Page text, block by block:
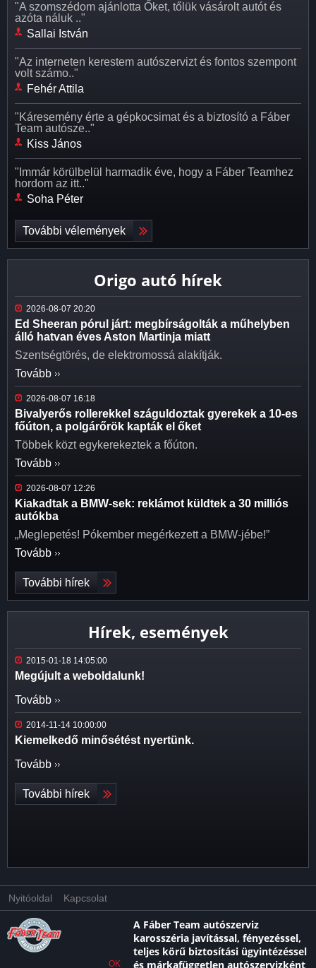
"A szomszédom ajánlotta Őket, tőlük vásárolt autót és
azóta náluk .."
Sallai István
"Az interneten kerestem autószervizt és fontos szempont
volt számo.."
Fehér Attila
"Káresemény érte a gépkocsimat és a biztosító a Fáber
Team autósze.."
Kiss János
"Immár körülbelül harmadik éve, hogy a Fáber Teamhez
hordom az itt.."
Soha Péter
További vélemények
Origo autó hírek
2026-08-07 20:20
Ed Sheeran pórul járt: megbírságolták a műhelyben
álló hatvan éves Aston Martinja miatt
Szentségtörés, de elektromossá alakítják.
Tovább
2026-08-07 16:18
Bivalyerős rollerekkel száguldoztak gyerekek a 10-es
főúton, a polgárőrök kapták el őket
Többek közt egykerekeztek a főúton.
Tovább
2026-08-07 12:26
Kiakadtak a BMW-sek: reklámot küldtek a 30 milliós
autókba
„Meglepetés! Pókember megérkezett a BMW-jébe!”
Tovább
További hírek
Hírek, események
2015-01-18 14:05:00
Megújult a weboldalunk!
Tovább
2014-11-14 10:00:00
Kiemelkedő minősétést nyertünk.
Tovább
További hírek
Nyitóoldal Kapcsolat
A Fáber Team autószerviz
karosszéria javítással, fényezéssel,
teljes körű biztosítási ügyintézéssel
és márkafüggetlen autószervizként
OK